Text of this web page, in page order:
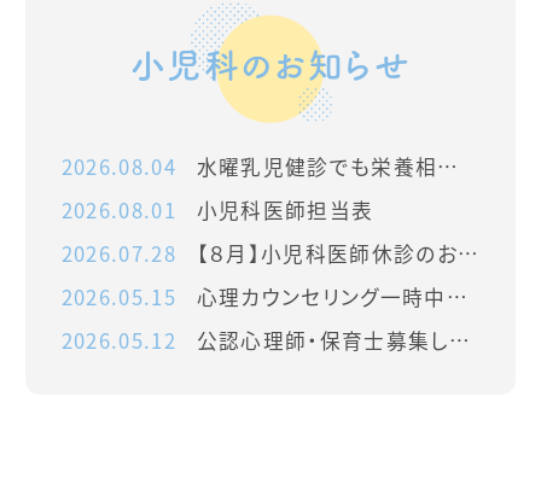
小児科の お知らせ
2026.08.04
水曜乳児健診でも栄養相談を開始します
2026.08.01
小児科医師担当表
2026.07.28
【８月】小児科医師休診のお知らせ
2026.05.15
心理カウンセリング一時中止のお知らせ
2026.05.12
公認心理師・保育士募集しています